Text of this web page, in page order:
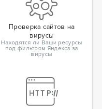
Проверка сайтов на
вирусы
Находятся ли Ваши ресурсы
под фильтром Яндекса за
вирусы